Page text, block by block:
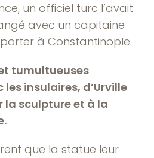
un officiel turc l’avait
avec un capitaine
à Constantinople.
tumultueuses
insulaires, d’Urville
sculpture et à la
que la statue leur